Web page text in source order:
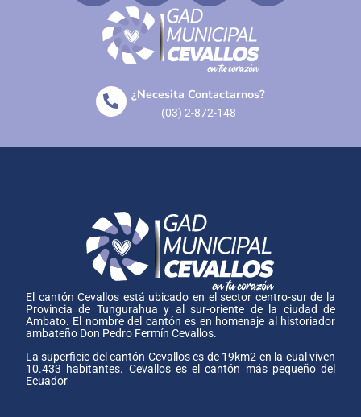
¿Necesita Contactarnos?
(03) 2-872-148
El cantón Cevallos está ubicado en el sector centro-sur de la
Provincia de Tungurahua y al sur-oriente de la ciudad de
Ambato. El nombre del cantón es en homenaje al historiador
ambateño Don Pedro Fermín Cevallos.
La superficie del cantón Cevallos es de 19km2 en la cual viven
10.433 habitantes. Cevallos es el cantón más pequeño del
Ecuador